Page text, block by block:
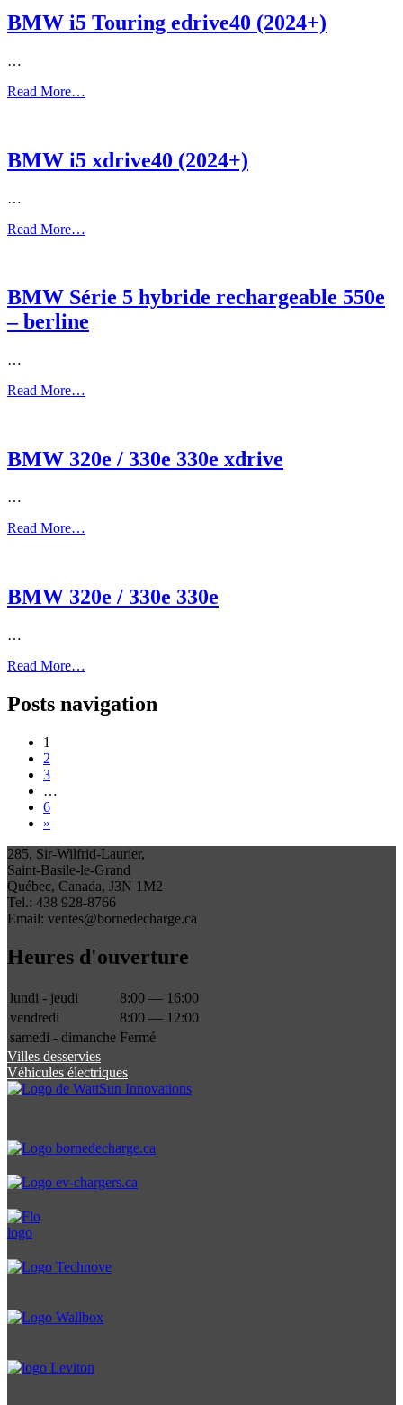
BMW i5 Touring edrive40 (2024+)
…
Read More…
BMW i5 xdrive40 (2024+)
…
Read More…
BMW Série 5 hybride rechargeable 550e
– berline
…
Read More…
BMW 320e / 330e 330e xdrive
…
Read More…
BMW 320e / 330e 330e
…
Read More…
Posts navigation
1
2
3
…
6
»
285, Sir-Wilfrid-Laurier,
Saint-Basile-le-Grand
Québec, Canada, J3N 1M2
Tel.: 438 928-8766
Email: ventes@bornedecharge.ca
Heures d'ouverture
lundi - jeudi
8:00 — 16:00
vendredi
8:00 — 12:00
samedi - dimanche Fermé
Villes desservies
Véhicules électriques